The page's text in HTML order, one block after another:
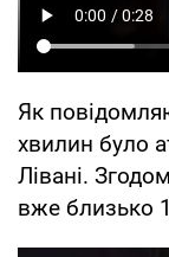
Як
хвилин було
Лівані.
вже близько